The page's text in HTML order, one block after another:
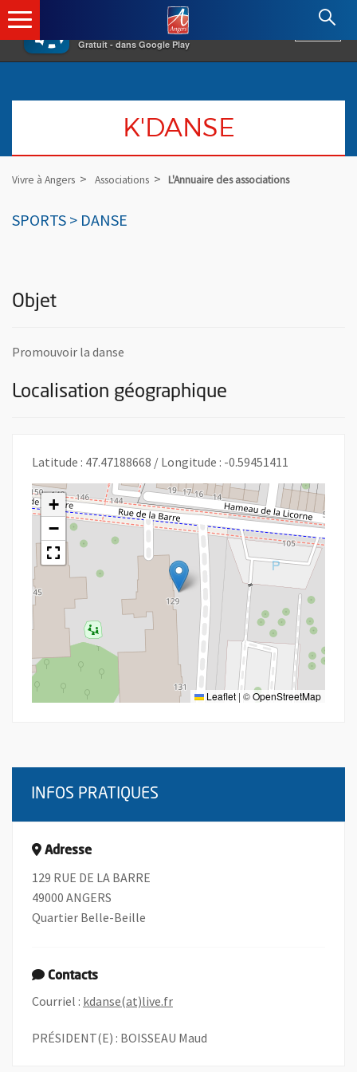
×
Gratuit - dans Google Play
Angers.fr : Retour à l'accueil
K'DANSE
Vivre à Angers Associations L'Annuaire des associations
SPORTS > DANSE
Objet
Promouvoir la danse
Localisation géographique
Latitude : 47.47188668 / Longitude : -0.59451411
+
−
Leaflet | ©OpenStreetMap
INFOS PRATIQUES
Adresse
129 RUE DE LA BARRE
49000 ANGERS
Quartier Belle-Beille
Contacts
Courriel : kdanse(at)live.fr, Ouvre une nouvelle fenêtre
PRÉSIDENT(E) : BOISSEAU Maud